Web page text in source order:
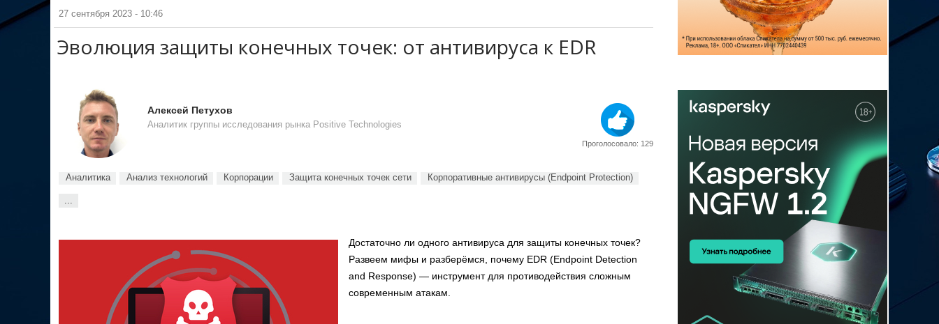
27 сентября 2023 - 10:46
Эволюция защиты конечных точек: от антивируса к EDR
Алексей Петухов
Аналитик группы исследования рынка Positive Technologies
Проголосовало: 129
Аналитика Анализ технологий Корпорации Защита конечных точек сети Корпоративные антивирусы (Endpoint Protection)
...
Достаточно ли одного антивируса для защиты конечных точек?
Развеем мифы и разберёмся, почему EDR (Endpoint Detection
and Response) — инструмент для противодействия сложным
современным атакам.